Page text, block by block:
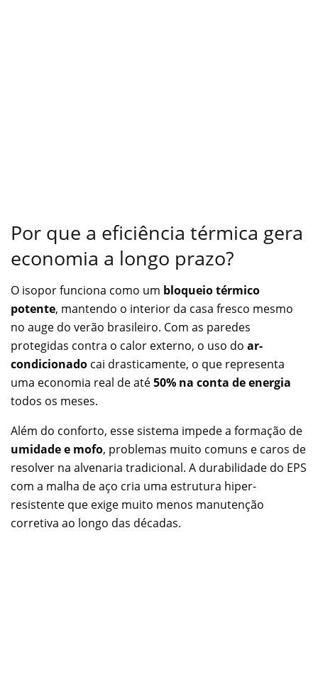
Por que a eficiência térmica gera
economia a longo prazo?
O isopor funciona como um bloqueio térmico
potente, mantendo o interior da casa fresco mesmo
no auge do verão brasileiro. Com as paredes
protegidas contra o calor externo, o uso do ar-
condicionado cai drasticamente, o que representa
uma economia real de até50% na conta de energia
todos os meses.
Além do conforto, esse sistema impede a formação de
umidade e mofo, problemas muito comuns e caros de
resolver na alvenaria tradicional. A durabilidade do EPS
com a malha de aço cria uma estrutura hiper-
resistente que exige muito menos manutenção
corretiva ao longo das décadas.